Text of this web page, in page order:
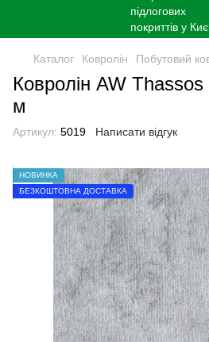
Каталог Ковролін Побутовий
Кoврoлін AW
м
Артикул: 5019 Написати відгук
НОВИНКА
БЕЗКОШТОВНА ДОСТАВКА